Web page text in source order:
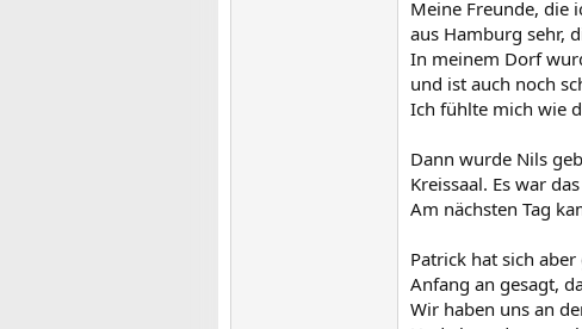
Meine Freunde, die
aus Hamburg sehr,
In meinem Dorf
und ist auch noch
Ich fühlte mich wie
Dann wurde Nils
Kreissaal. Es war
Am nächsten Tag
Patrick hat sich
Anfang an gesagt,
Wir haben uns an